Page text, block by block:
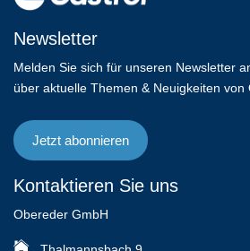
Newsletter
Melden Sie sich für unseren Newsletter
über aktuelle Themen & Neuigkeiten
Jetzt abonnieren
Kontaktieren Sie uns
Obereder GmbH